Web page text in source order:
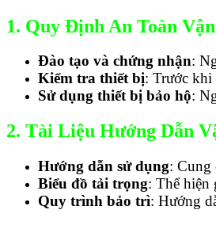
1. Quy Định An Toàn
Đào tạo và chứng nhận:
Kiểm tra thiết bị: Trước khi
Sử dụng thiết bị bảo hộ:
2. Tài Liệu Hướng Dẫn
Hướng dẫn sử dụng: Cung
Biểu đồ tải trọng: Thể hiện
Quy trình bảo trì: Hướng